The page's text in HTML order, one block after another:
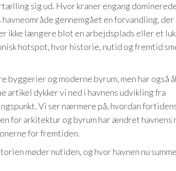
sig ud. Hvor kraner engang
gennemgået en forvandling, der
ikke længere blot en arbejdsplads eller et
hotspot, hvor historie, nutid og fremtid
og moderne byrum, men har også
artikel dykker vi ned i havnens udvikling fra
Vi ser nærmere på, hvordan
for arkitektur og byrum har ændret havnens
for fremtiden.
møder nutiden, og hvor havnen nu